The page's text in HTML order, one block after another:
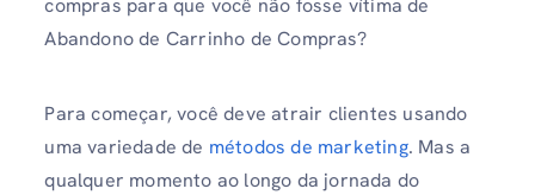
compras para que você não fosse vítima de
Abandono de Carrinho de Compras?
Para começar, você deve atrair clientes usando
uma variedade de métodos de marketing. Mas a
qualquer momento ao longo da jornada do